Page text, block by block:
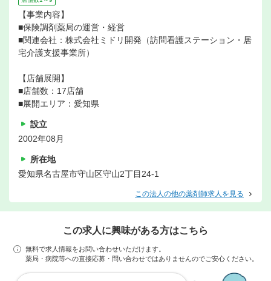
【事業内容】
■保険調剤薬局の運営・経営
■関連会社：株式会社ミドリ開発（訪問看護ステーション・居
宅介護支援事業所）
【店舗展開】
■店舗数：17店舗
■展開エリア：愛知県
設立
2002年08月
所在地
愛知県名古屋市守山区守山2丁目24-1
この法人の他の薬剤師求人を見る
この求人に興味がある方はこちら
無料で求人情報をお問い合わせいただけます。
薬局・病院等への直接応募・問い合わせではありませんのでご安心ください。